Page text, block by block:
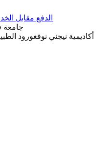
الدفع مقابل
© 2009-
أكاديمية نيجني نوفغورود